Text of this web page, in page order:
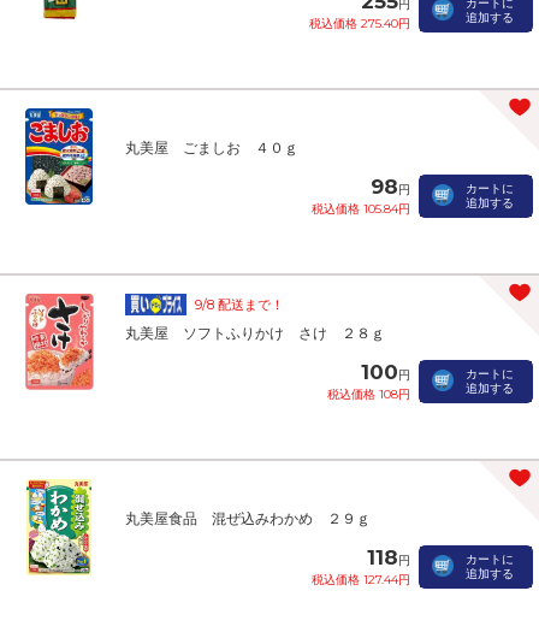
円
税込価格 275.40円
追加する
丸美屋 ごましお ４０ｇ
98円
税込価格 105.84円
カートに
追加する
9/8 配送まで！
丸美屋 ソフトふりかけ さけ ２８ｇ
100円
税込価格 108円
カートに
追加する
丸美屋食品 混ぜ込みわかめ ２９ｇ
118円
税込価格 127.44円
カートに
追加する